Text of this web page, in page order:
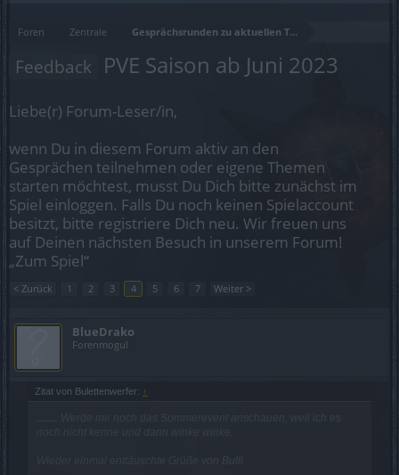
Foren Zentrale Gesprächsrunden zu aktuellen Themen
Feedback PVE Saison ab Juni 2023
Liebe(r) Forum-Leser/in,
wenn Du in diesem Forum aktiv an den
Gesprächen teilnehmen oder eigene Themen
starten möchtest, musst Du Dich bitte zunächst im
Spiel einloggen. Falls Du noch keinen Spielaccount
besitzt, bitte registriere Dich neu. Wir freuen uns
auf Deinen nächsten Besuch in unserem Forum!
„Zum Spiel“
< Zurück 1 2 3 4 5 6 7 Weiter >
BlueDrako
Forenmogul
Zitat von Bulettenwerfer: ↑
........